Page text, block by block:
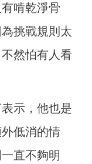
啃乾淨骨
挑戰規則太
然怕有人看
示，他也是
低消的情
直不夠明